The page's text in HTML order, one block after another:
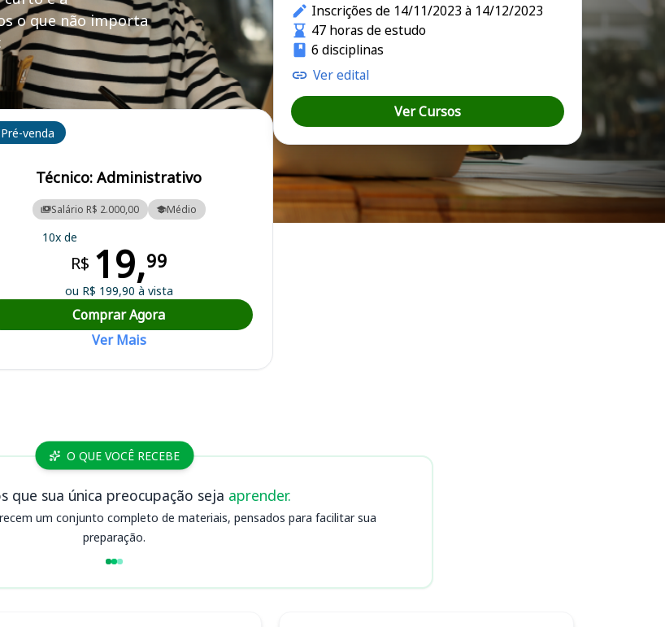
o que não importa
Roraima
Pré-venda
Técnico: Administrativo
Salário R$ 2.000,00 Médio
10x de
R$ 19,99
ou R$ 199,90 à vista
Comprar Agora
Ver Mais
Inscrições de 14/11/2023 à 14/12/2023
47 horas de estudo
6 disciplinas
Ver edital
Ver Cursos
O QUE VOCÊ RECEBE
que sua única preocupação seja aprender.
um conjunto completo de materiais, pensados para facilitar sua
preparação.